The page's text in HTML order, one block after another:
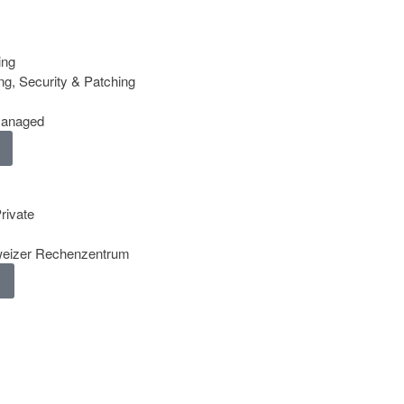
Security & Patching
Rechenzentrum